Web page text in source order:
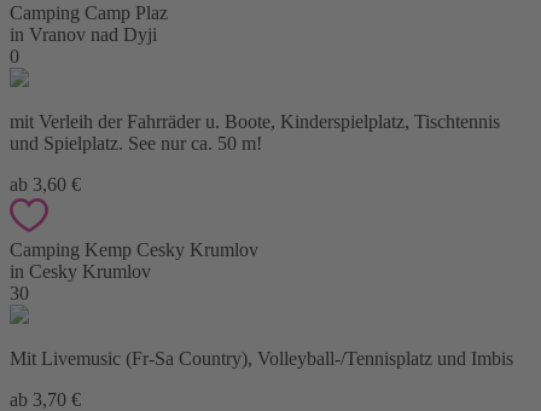
Camping Camp Plaz
in Vranov nad Dyji
0
mit Verleih der Fahrräder u. Boote, Kinderspielplatz, Tischtennis
und Spielplatz. See nur ca. 50 m!
ab 3,60 €
Camping Kemp Cesky Krumlov
in Cesky Krumlov
30
Mit Livemusic (Fr-Sa Country), Volleyball-/Tennisplatz und Imbis
ab 3,70 €